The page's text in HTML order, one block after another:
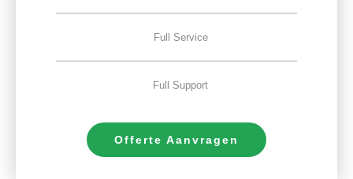
Full Service
Full Support
Offerte Aanvragen